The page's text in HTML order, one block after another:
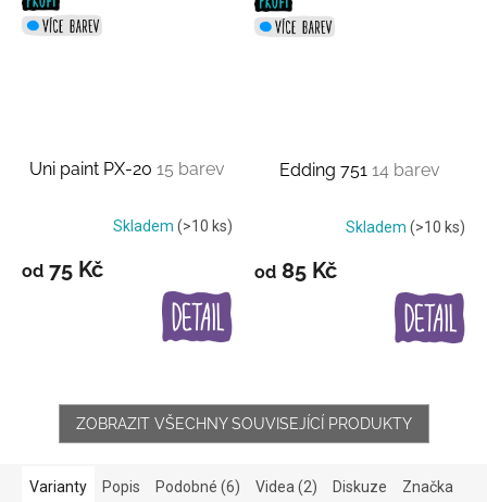
Uni paint PX-20 15 barev
Skladem (>10 ks)
od 75 Kč
Edding 751 14 barev
Skladem (>10 ks)
od 85 Kč
ZOBRAZIT VŠECHNY SOUVISEJÍCÍ PRODUKTY
Varianty Popis Podobné (6) Videa (2) Diskuze Značka